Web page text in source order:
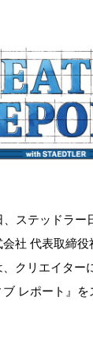
、ステッドラー
社 代表取締
クリエイター
レポート』を